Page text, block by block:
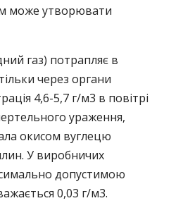
може утворювати
газ) потрапляє в
через органи
4,6-5,7 г/м3 в повітрі
ураження,
окисом вуглецю
У виробничих
допустимою
0,03 г/м3.